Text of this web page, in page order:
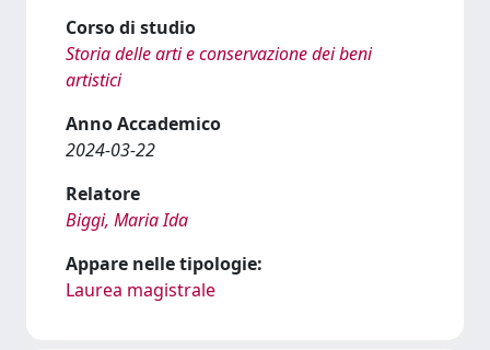
Corso di studio
Storia delle arti e conservazione dei beni
artistici
Anno Accademico
2024-03-22
Relatore
Biggi, Maria Ida
Appare nelle tipologie:
Laurea magistrale